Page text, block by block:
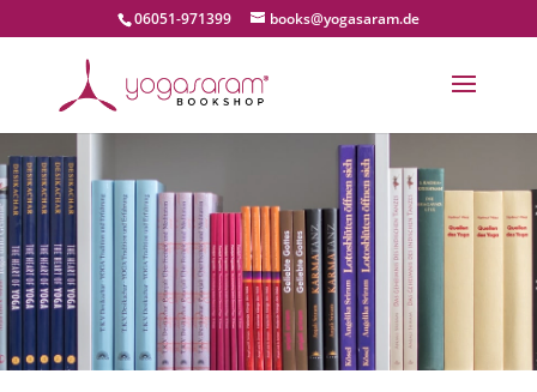
06051-971399 books@yogasaram.de